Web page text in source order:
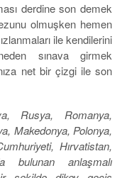
derdine son demek
olmuşken hemen
ile kendilerini
sınava girmek
net bir çizgi ile son
Rusya, Romanya,
Makedonya, Polonya,
Hırvatistan,
bulunan anlaşmalı